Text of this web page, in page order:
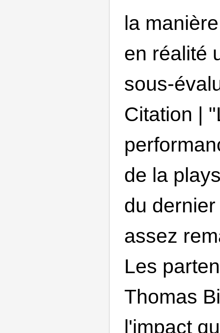
la
en réalité
sous-
Citation |
de la
du
assez
Les
Thomas
l'impact